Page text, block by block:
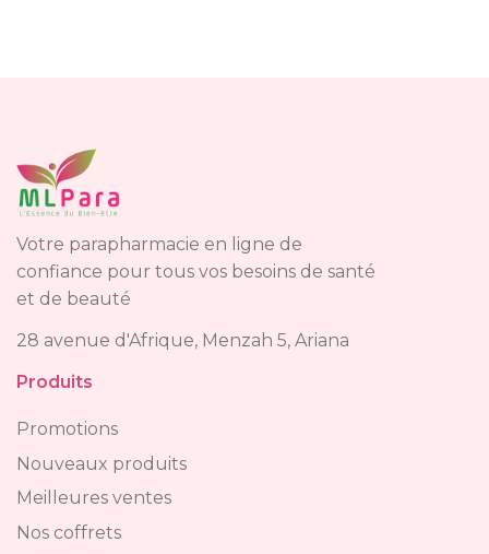
Votre parapharmacie en ligne de
confiance pour tous vos besoins de santé
et de beauté
28 avenue d'Afrique, Menzah 5, Ariana
Produits
Promotions
Nouveaux produits
Meilleures ventes
Nos coffrets